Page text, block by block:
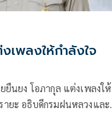
เพลงให้กำลังใจ
ยืนยง โอภากุล แต่งเพลงให้
ายะ อธิบดีกรมฝนหลวงและ